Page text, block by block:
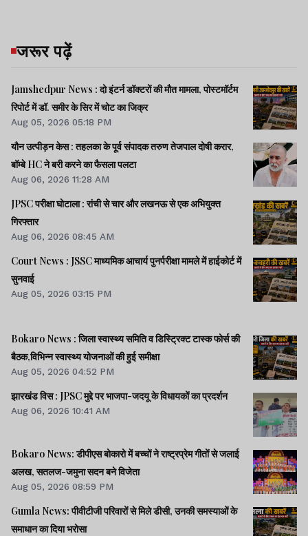
जरूर पढ़ें
Jamshedpur News : दो इंटर्न डॉक्टरों की मौत मामला, पोस्टमॉर्टम
रिपोर्ट में डॉ. समीर के सिर में चोट का जिक्र
Aug 05, 2026 05:18 PM
यौन उत्पीड़न केस : तहलका के पूर्व संपादक तरुण तेजपाल दोषी करार,
बॉम्बे HC ने बरी करने का फैसला पलटा
Aug 06, 2026 11:28 AM
JPSC परीक्षा घोटाला : रांची से चार और लखनऊ से एक अभियुक्त
गिरफ्तार
Aug 06, 2026 08:45 AM
Court News : JSSC माध्यमिक आचार्य पुनर्परीक्षा मामले में हाईकोर्ट में
सुनवाई
Aug 05, 2026 03:15 PM
Bokaro News : जिला स्वास्थ्य समिति व डिस्ट्रिक्ट टास्क फोर्स की
बैठक,विभिन्न स्वास्थ्य योजनाओं की हुई समीक्षा
Aug 05, 2026 04:52 PM
झारखंड विस : JPSC मुद्दे पर भाजपा-जदयू के विधायकों का प्रदर्शन
Aug 06, 2026 10:41 AM
Bokaro News: डीपीएस बोकारो में बच्चों ने राष्ट्रप्रेम गीतों से जलाई
अलख, सतलज-जमुना सदन बने विजेता
Aug 05, 2026 08:59 PM
Gumla News: पीवीटीजी परिवारों से मिले डीसी, उनकी समस्याओं के
समाधान का दिया भरोसा